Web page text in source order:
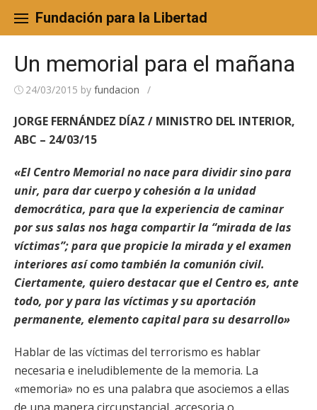
content
Fundación para la Libertad
Un memorial para el mañana
24/03/2015 by fundacion /
JORGE FERNÁNDEZ DÍAZ / MINISTRO DEL INTERIOR,
ABC – 24/03/15
«El Centro Memorial no nace para dividir sino para
unir, para dar cuerpo y cohesión a la unidad
democrática, para que la experiencia de caminar
por sus salas nos haga compartir la “mirada de las
víctimas”; para que propicie la mirada y el examen
interiores así como también la comunión civil.
Ciertamente, quiero destacar que el Centro es, ante
todo, por y para las víctimas y su aportación
permanente, elemento capital para su desarrollo»
Hablar de las víctimas del terrorismo es hablar
necesaria e ineludiblemente de la memoria. La
«memoria» no es una palabra que asociemos a ellas